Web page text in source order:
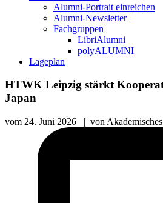
Alumni-Portrait einreichen
Alumni-Newsletter
Fachgruppen
LibriAlumni
polyALUMNI
Lageplan
HTWK Leipzig stärkt
Japan
vom 24. Juni 2026 | von